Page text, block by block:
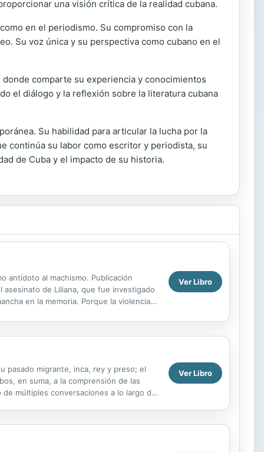
una visión crítica de la realidad cubana.
en el periodismo. Su compromiso con la
Su voz única y su perspectiva como cubano en el
comparte su experiencia y conocimientos
el diálogo y la reflexión sobre la literatura cubana
Su habilidad para articular la lucha por la
continúa su labor como escritor y periodista, su
de Cuba y el impacto de su historia.
antídoto al machismo. Publicación
de Liliana, que fue investigado
en la memoria. Porque la violencia
Ver Libro
pasado migrante, inca, rey y preso; el
en suma, a la comprensión de las
múltiples conversaciones a lo largo de
Ver Libro